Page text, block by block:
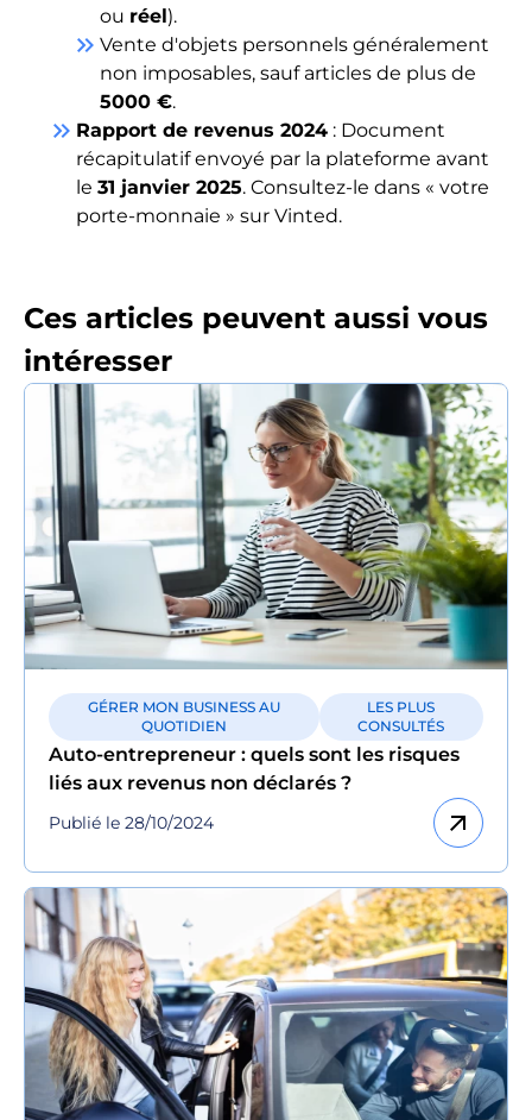
ou réel).
keyboard_double_arrow_right Vente d'objets personnels généralement
non imposables, sauf articles de plus de
5000 €.
keyboard_double_arrow_right Rapport de revenus 2024 : Document
récapitulatif envoyé par la plateforme avant
le 31 janvier 2025. Consultez-le dans « votre
porte-monnaie » sur Vinted.
Ces articles peuvent aussi vous
intéresser
GÉRER MON BUSINESS AU
QUOTIDIEN
LES PLUS
CONSULTÉS
Auto-entrepreneur : quels sont les risques
liés aux revenus non déclarés ?
Publié le 28/10/2024 arrow_outward